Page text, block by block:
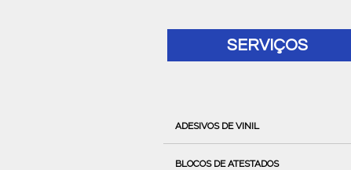
SERVIÇOS
ADESIVOS DE VINIL
BLOCOS DE ATESTADOS